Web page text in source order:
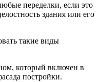
переделки, если это
здания или его
такие виды
который включен в
постройки.